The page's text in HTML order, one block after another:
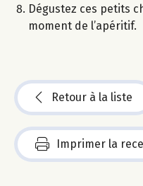
Dégustez ces petits
moment de l’apéritif.
Retour à la liste
Imprimer la